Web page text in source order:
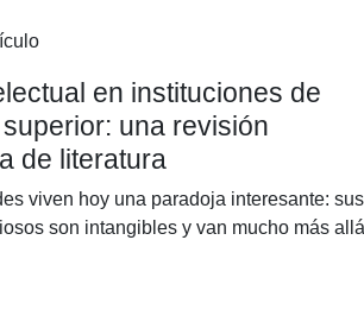
en instituciones de
una revisión
de literatura
viven hoy una paradoja interesante: sus
son intangibles y van mucho más